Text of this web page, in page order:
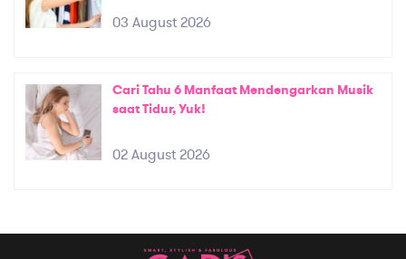
03 August 2026
Cari Tahu 6 Manfaat Mendengarkan Musik
saat Tidur, Yuk!
02 August 2026